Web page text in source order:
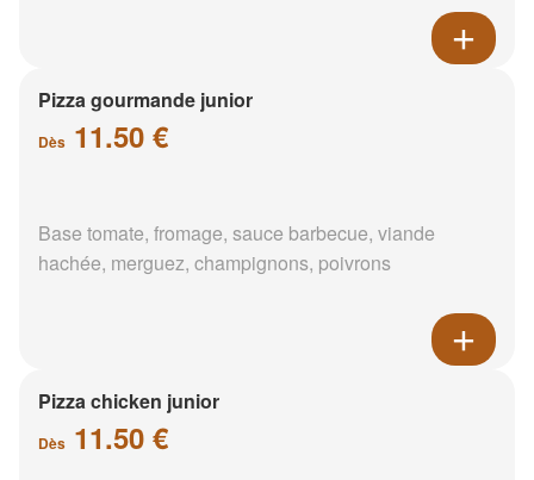
Pizza gourmande junior
Dès 11.50 €
Base tomate, fromage, sauce barbecue, viande
hachée, merguez, champignons, poivrons
Pizza chicken junior
Dès 11.50 €